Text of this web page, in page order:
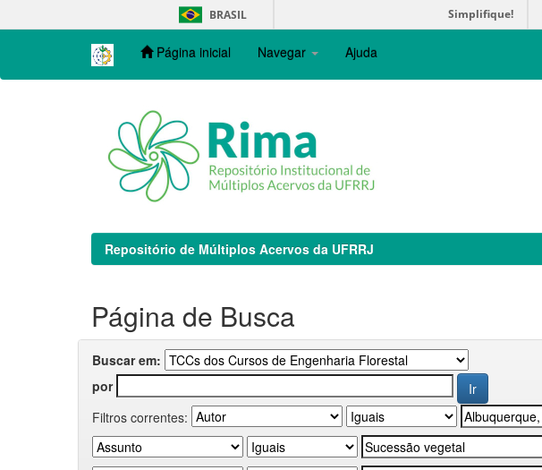
navigation
BRASIL Simplifique!
Página inicial Navegar Ajuda
Repositório de Múltiplos Acervos da UFRRJ
Página de Busca
Buscar em:
por
Filtros correntes: